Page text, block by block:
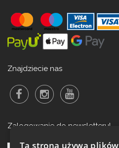
Znajdziecie nas
Zalogowanie do newsletteru!
Ta strona używa plików